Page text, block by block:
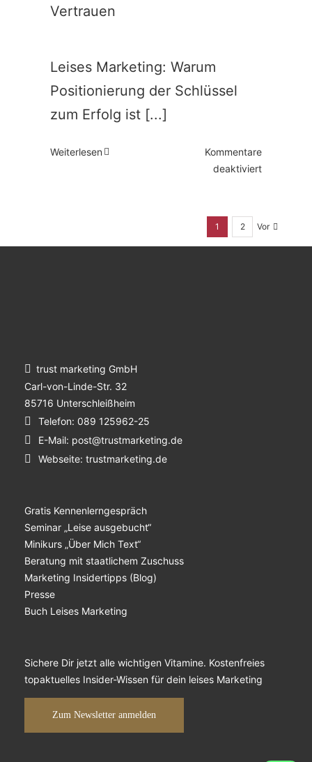
Vertrauen
Leises Marketing: Warum
Positionierung der Schlüssel
zum Erfolg ist [...]
Weiterlesen
Kommentare
deaktiviertfür
1 2 Vor
trust marketing GmbH
Carl-von-Linde-Str. 32
85716 Unterschleißheim
Telefon: 089 125962-25
E-Mail: post@trustmarketing.de
Webseite: trustmarketing.de
Gratis Kennenlerngespräch
Seminar „Leise ausgebucht“
Minikurs „Über Mich Text“
Beratung mit staatlichem Zuschuss
Marketing Insidertipps (Blog)
Presse
Buch Leises Marketing
Sichere Dir jetzt alle wichtigen Vitamine. Kostenfreies
topaktuelles Insider-Wissen für dein leises Marketing
Zum Newsletter anmelden